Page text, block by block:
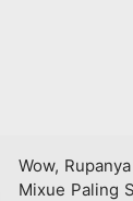
Wow,
Mixue Paling